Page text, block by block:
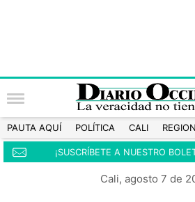
PAUTA AQUÍ POLÍTICA CALI
¡SUSCRÍBETE A NUESTRO
Cali, agosto 7 de